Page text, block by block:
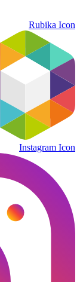
Rubika Icon
Instagram Icon